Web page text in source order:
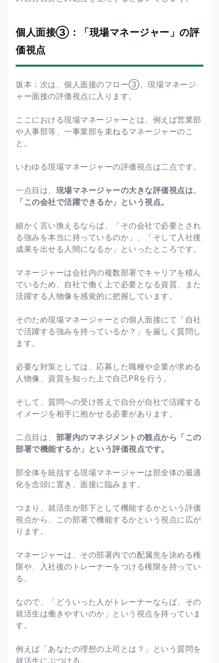
個人面接③：「現場マネージャー」の評
価視点
坂本：次は、個人面接のフロー③、現場マネージ
ャー面接の評価視点に入ります。
ここにおける現場マネージャーとは、例えば営業部
や人事部等、一事業部を束ねるマネージャーのこ
と。
いわゆる現場マネージャーの評価視点は二点です。
一点目は、 現場マネージャーの大きな評価視点は、
「この会社で活躍できるか」という視点。
細かく言い換えるならば、「その会社で必要とされ
る強みを本当に持っているのか」、「そして入社後
成果を出せる人間になるか」といったところです。
マネージャーは会社内の複数部署でキャリアを積ん
でいるため、自社で働く上で必要となる資質、また
活躍する人物像を感覚的に把握しています。
そのため現場マネージャーとの個人面接にて「自社
で活躍する強みを持っているか？」を厳しく質問し
ます。
必要な対策としては、応募した職種や企業が求める
人物像、資質を知った上で自己PRを行う。
そして、質問への受け答えで自分が自社で活躍する
イメージを相手に抱かせる必要があります。
二点目は、 部署内のマネジメントの観点から「この
部署で機能するか」という評価視点です。
部全体を統括する現場マネージャーは部全体の最適
化を念頭に置き、面接に臨みます。
つまり、就活生が部下として機能するかという評価
視点から、この部署で機能するかという視点に広が
ります。
マネージャーは、その部署内での配属先を決める権
限や、入社後のトレーナーをつける権限を持ってい
る。
なので、「どういった人がトレーナーならば、その
就活生は働きやすいのか」という視点を持っていま
す。
例えば「あなたの理想の上司とは？」という質問を
就活生にぶつける。